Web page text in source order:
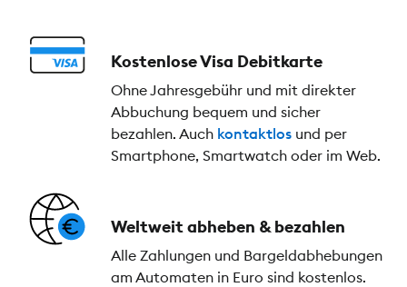
Kostenlose Visa Debitkarte
Ohne Jahresgebühr und mit direkter
Abbuchung bequem und sicher
bezahlen. Auch kontaktlos und per
Smartphone, Smartwatch oder im Web.
Weltweit abheben & bezahlen
Alle Zahlungen und Bargeldabhebungen
am Automaten in Euro sind kostenlos.